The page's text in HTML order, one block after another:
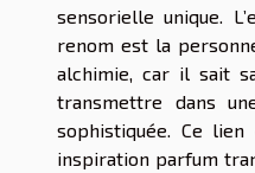
sensorielle unique.
renom est la
alchimie, car il sait
transmettre dans
sophistiquée. Ce
inspiration parfum